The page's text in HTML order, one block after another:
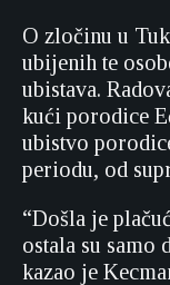
O zločinu u
ubijenih te
ubistava.
kući porodice
ubistvo
periodu, od
“Došla je
ostala su samo
kazao je